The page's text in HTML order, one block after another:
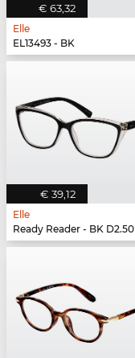
€ 63,32
Elle
EL13493 - BK
€ 39,12
Elle
Ready Reader - BK D2.50